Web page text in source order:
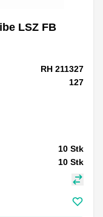
LSZ FB
RH 211327
127
10 Stk
10 Stk